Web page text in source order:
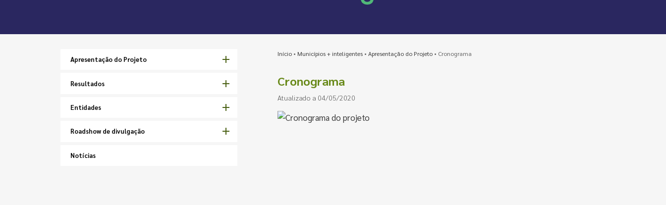
Apresentação do Projeto
Resultados
Entidades
Roadshow de divulgação
Notícias
Início• Municípios + inteligentes• Apresentação do Projeto• Cronograma
Cronograma
Atualizado a 04/05/2020